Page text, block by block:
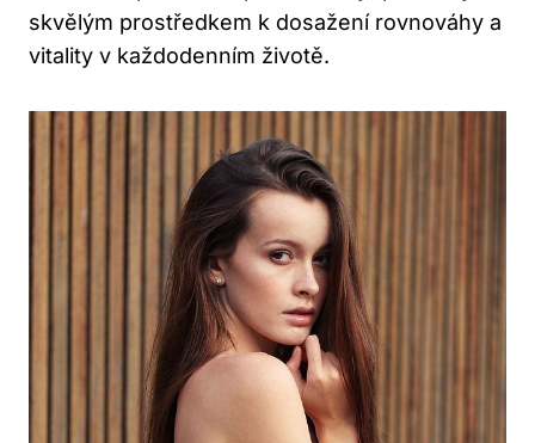
skvělým prostředkem k dosažení rovnováhy a
vitality v každodenním životě.